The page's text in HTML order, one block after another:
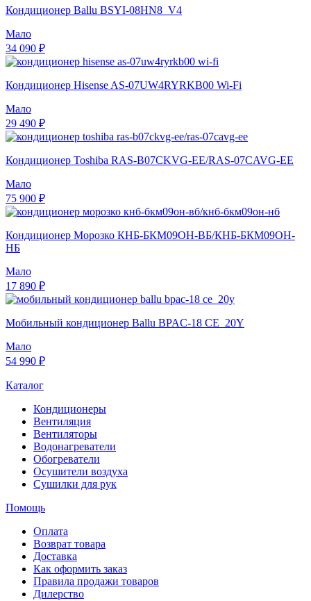
Кондиционер Ballu BSYI-08HN8_V4
Мало
34 090 ₽
Кондиционер Hisense AS-07UW4RYRKB00 Wi-Fi
Мало
29 490 ₽
Кондиционер Toshiba RAS-B07CKVG-EE/RAS-07CAVG-EE
Мало
75 900 ₽
Кондиционер Морозко КНБ-БКМ09ОН-ВБ/КНБ-БКМ09ОН-
НБ
Мало
17 890 ₽
Мобильный кондиционер Ballu BPAC-18 CE_20Y
Мало
54 990 ₽
Каталог
Кондиционеры
Вентиляция
Вентиляторы
Водонагреватели
Обогреватели
Осушители воздуха
Сушилки для рук
Помощь
Оплата
Возврат товара
Доставка
Как оформить заказ
Правила продажи товаров
Дилерство